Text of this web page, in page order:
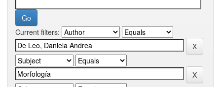
Current filters: